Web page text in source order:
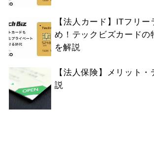
【法人カード】ITフリ
め！テックビズカードの
を解説
【法人保険】メリット
説